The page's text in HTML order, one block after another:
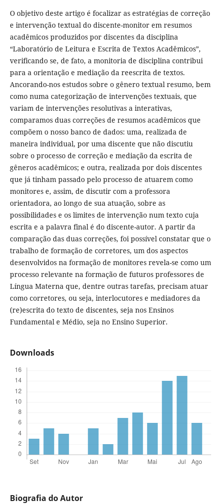
O objetivo deste artigo é focalizar as estratégias de correção
e intervenção textual do discente-monitor em resumos
acadêmicos produzidos por discentes da disciplina
“Laboratório de Leitura e Escrita de Textos Acadêmicos”,
verificando se, de fato, a monitoria de disciplina contribui
para a orientação e mediação da reescrita de textos.
Ancorando-nos estudos sobre o gênero textual resumo, bem
como numa categorização de intervenções textuais, que
variam de intervenções resolutivas a interativas,
comparamos duas correções de resumos acadêmicos que
compõem o nosso banco de dados: uma, realizada de
maneira individual, por uma discente que não discutiu
sobre o processo de correção e mediação da escrita de
gêneros acadêmicos; e outra, realizada por dois discentes
que já tinham passado pelo processo de atuarem como
monitores e, assim, de discutir com a professora
orientadora, ao longo de sua atuação, sobre as
possibilidades e os limites de intervenção num texto cuja
escrita e a palavra final é do discente-autor. A partir da
comparação das duas correções, foi possível constatar que o
trabalho de formação de corretores, um dos aspectos
desenvolvidos na formação de monitores revela-se como um
processo relevante na formação de futuros professores de
Língua Materna que, dentre outras tarefas, precisam atuar
como corretores, ou seja, interlocutores e mediadores da
(re)escrita do texto de discentes, seja nos Ensinos
Fundamental e Médio, seja no Ensino Superior.
Downloads
Biografia do Autor